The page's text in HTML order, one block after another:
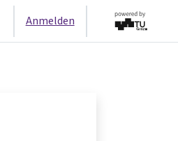
Anmelden